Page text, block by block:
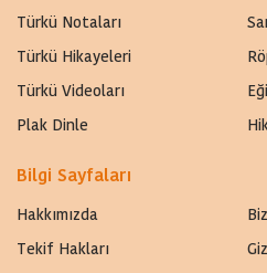
Türkü Notaları
Türkü Hikayeleri
Türkü Videoları
Plak Dinle
Bilgi Sayfaları
Hakkımızda
Tekif Hakları